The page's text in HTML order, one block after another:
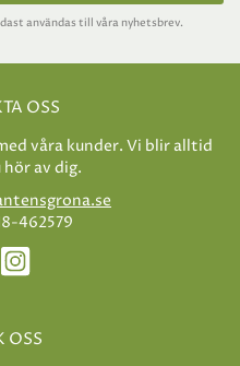
användas till våra nyhetsbrev.
OSS
våra kunder. Vi blir alltid
hör av dig.
462579
OSS